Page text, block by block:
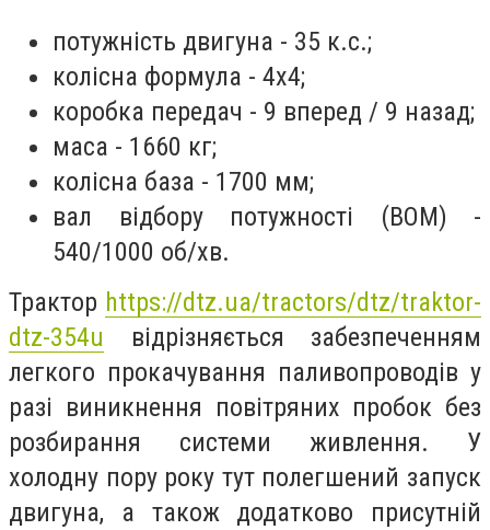
потужність двигуна - 35 к.с.;
колісна формула - 4х4;
коробка передач - 9 вперед / 9 назад;
маса - 1660 кг;
колісна база - 1700 мм;
вал відбору потужності (ВОМ) -
540/1000 об/хв.
Трактор https://dtz.ua/tractors/dtz/traktor-
dtz-354u відрізняється забезпеченням
легкого прокачування паливопроводів у
разі виникнення повітряних пробок без
розбирання системи живлення. У
холодну пору року тут полегшений запуск
двигуна, а також додатково присутній